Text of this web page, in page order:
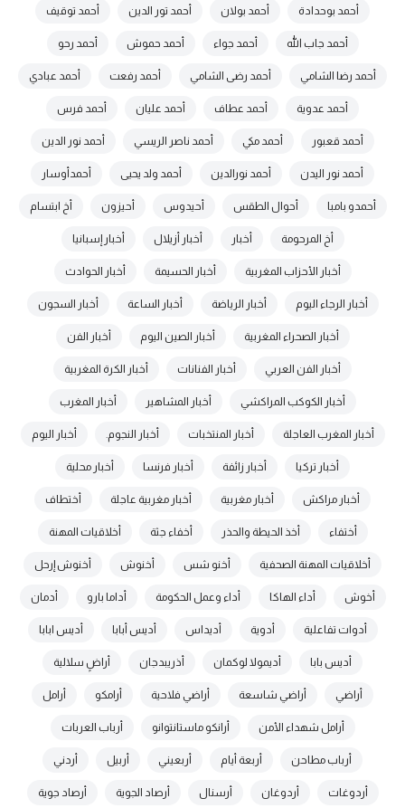
أحمد بوحدادة أحمد بولان أحمد تور الدين أحمد توقيف
أحمد جاب الله أحمد جواء أحمد حموش أحمد رحو
أحمد رضا الشامي أحمد رضى الشامي أحمد رفعت أحمد عبادي
أحمد عدوية أحمد عطاف أحمد عليان أحمد فرس
أحمد قعبور أحمد مكي أحمد ناصر الريسي أحمد نور الدين
أحمد نور اليدن أحمد نورالدين أحمد ولد يحيى أحمدأوسار
أحمدو بامبا أحوال الطقس أحيدوس أحيزون أخ ابتسام
أخ المرحومة أخبار أخبار أزيلال أخبار إسبانيا
أخبار الأحزاب المغربية أخبار الحسيمة أخبار الحوادث
أخبار الرجاء اليوم أخبار الرياضة أخبار الساعة أخبار السجون
أخبار الصحراء المغربية أخبار الصين اليوم أخبار الفن
أخبار الفن العربي أخبار الفنانات أخبار الكرة المغربية
أخبار الكوكب المراكشي أخبار المشاهير أخبار المغرب
أخبار المغرب العاجلة أخبار المنتخبات أخبار النجوم. أخبار اليوم
أخبار تركيا أخبار زائفة أخبار فرنسا أخبار محلية
أخبار مراكش أخبار مغربية أخبار مغربية عاجلة أختطاف
أختفاء أخذ الحيطة والحذر أخفاء جثة أخلاقيات المهنة
أخلاقيات المهنة الصحفية أخنو شس أخنوش أخنوش إرحل
أخوش أداء الهاكا أداء وعمل الحكومة أداما بارو أدمان
أدوات تفاعلية أدوية أديداس أديس أبابا أديس ابابا
أديس بابا أديمولا لوكمان أذريبدجان أراضٍ سلالية
أراضي أراضي شاسعة أراضي فلاحية أرامكو أرامل
أرامل شهداء الأمن أرانكو ماستانتوانو أرباب العربات
أرباب مطاحن أربعة أيام أربعيني أربيل أردني
أردوغات أردوغان أرسنال أرصاد الجوية أرصاد جوية